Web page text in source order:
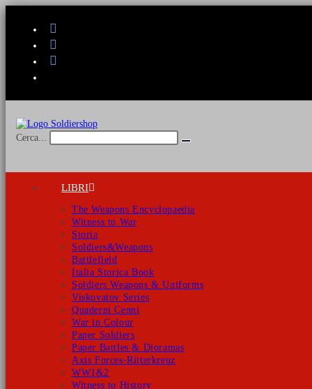
Cerca...
Invia
LIBRI
The Weapons Encyclopaedia
Witness to War
Storia
Soldiers&Weapons
Battlefield
Italia Storica Book
Soldiers Weapons & Uniforms
Viskovatov Series
Quaderni Cenni
War in Colour
Paper Soldiers
Paper Battles & Dioramas
Axis Forces-Ritterkreuz
WW1&2
Witness to History